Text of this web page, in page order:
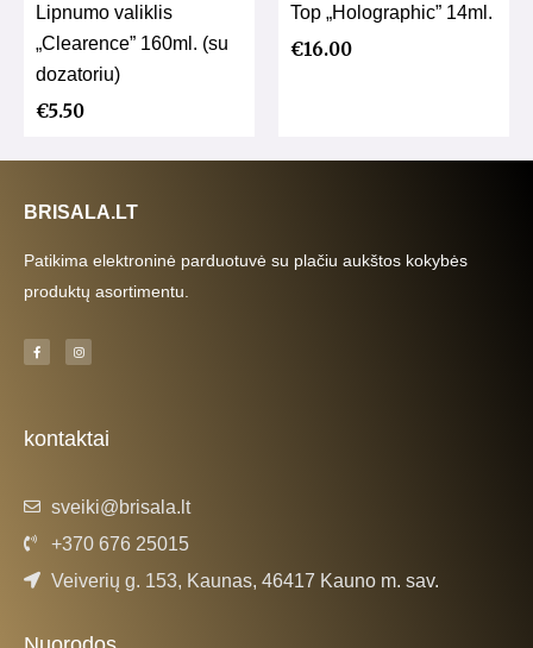
Lipnumo valiklis
„Clearence” 160ml. (su
dozatoriu)
€5.50
Top „Holographic” 14ml.
€16.00
BRISALA.LT
Patikima elektroninė parduotuvė su plačiu aukštos kokybės
produktų asortimentu.
F
a
c
-
f
I
n
s
m
kontaktai
sveiki@brisala.lt
+370 676 25015
Veiverių g. 153, Kaunas, 46417 Kauno m. sav.